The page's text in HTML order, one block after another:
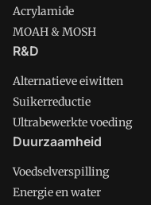
Acrylamide
MOAH & MOSH
R&D
Alternatieve eiwitten
Suikerreductie
Ultrabewerkte voeding
Duurzaamheid
Voedselverspilling
Energie en water